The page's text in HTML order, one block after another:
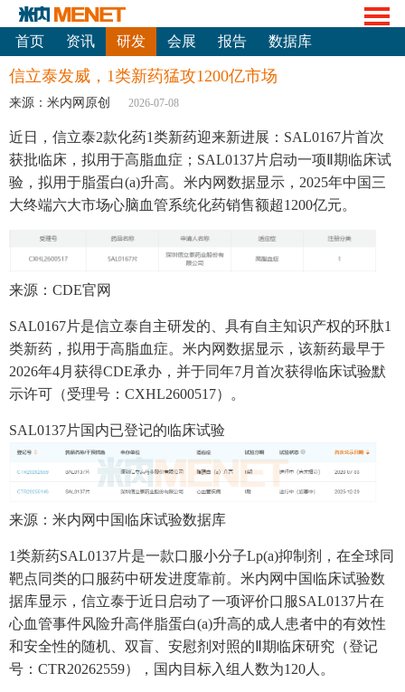
首页 资讯 研发 会展 报告 数据库
信立泰发威，1类新药猛攻1200亿市场
来源：米内网原创 2026-07-08
近日，信立泰2款化药1类新药迎来新进展：SAL0167片首次
获批临床，拟用于高脂血症；SAL0137片启动一项Ⅱ期临床试
验，拟用于脂蛋白(a)升高。米内网数据显示，2025年中国三
大终端六大市场心脑血管系统化药销售额超1200亿元。
来源：CDE官网
SAL0167片是信立泰自主研发的、具有自主知识产权的环肽1
类新药，拟用于高脂血症。米内网数据显示，该新药最早于
2026年4月获得CDE承办，并于同年7月首次获得临床试验默
示许可（受理号：CXHL2600517）。
SAL0137片国内已登记的临床试验
来源：米内网中国临床试验数据库
1类新药SAL0137片是一款口服小分子Lp(a)抑制剂，在全球同
靶点同类的口服药中研发进度靠前。米内网中国临床试验数
据库显示，信立泰于近日启动了一项评价口服SAL0137片在
心血管事件风险升高伴脂蛋白(a)升高的成人患者中的有效性
和安全性的随机、双盲、安慰剂对照的Ⅱ期临床研究（登记
号：CTR20262559），国内目标入组人数为120人。